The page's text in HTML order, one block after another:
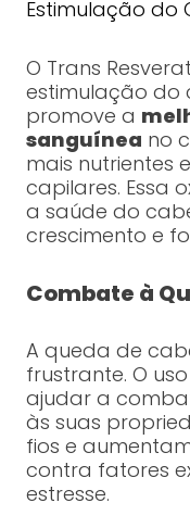
Estimulação do
O Trans
estimulação do
promove a
sanguínea no
mais nutrientes
capilares. Essa
a saúde do
crescimento e
Combate à
A queda de
frustrante. O
ajudar a
às suas
fios e
contra fatores
estresse.